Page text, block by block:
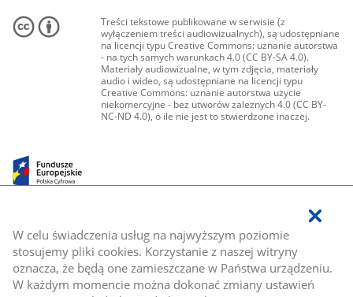
W celu świadczenia usług na najwyższym poziomie
stosujemy pliki cookies. Korzystanie z naszej witryny
oznacza, że będą one zamieszczane w Państwa urządzeniu.
W każdym momencie można dokonać zmiany ustawień
Treści tekstowe publikowane w serwisie (z
wyłączeniem treści audiowizualnych), są udostępniane
na licencji typu Creative Commons: uznanie autorstwa
- na tych samych warunkach 4.0 (CC BY-SA 4.0).
Materiały audiowizualne, w tym zdjęcia, materiały
audio i wideo, są udostępniane na licencji typu
Creative Commons: uznanie autorstwa użycie
niekomercyjne - bez utworów zależnych 4.0 (CC BY-
NC-ND 4.0), o ile nie jest to stwierdzone inaczej.